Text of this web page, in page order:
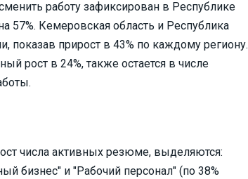
работу зафиксирован в Республике
57%. Кемеровская область и Республика
показав прирост в 43% по каждому региону.
рост в 24%, также остается в числе
числа активных резюме, выделяются:
бизнес" и "Рабочий персонал" (по 38%